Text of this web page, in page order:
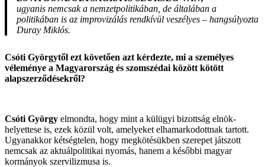
ugyanis nemcsak a nemzetpolitikában, de általában a
politikában is az improvizálás rendkívül veszélyes – hangsúlyozta
Duray Miklós.
Csóti Györgytől ezt követően azt kérdezte, mi a személyes
véleménye a Magyarország és szomszédai között kötött
alapszerződésekről?
Csóti György elmondta, hogy mint a külügyi bizottság elnök-
helyettese is, ezek közül volt, amelyeket elhamarkodottnak tartott.
Ugyanakkor kétségtelen, hogy megkötésükben szerepet játszott
nemcsak az aktuálpolitikai nyomás, hanem a későbbi magyar
kormányok szervilizmusa is.